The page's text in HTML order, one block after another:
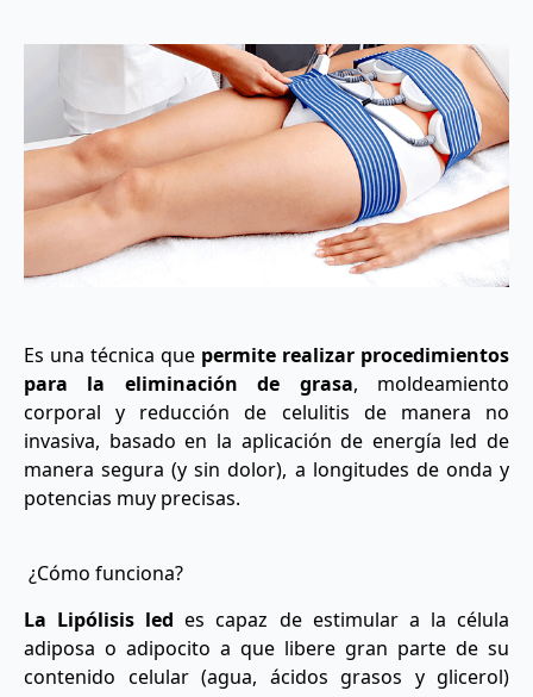
Es una técnica que permite realizar procedimientos
para la eliminación de grasa, moldeamiento
corporal y reducción de celulitis de manera no
invasiva, basado en la aplicación de energía led de
manera segura (y sin dolor), a longitudes de onda y
potencias muy precisas.
¿Cómo funciona?
La Lipólisis led es capaz de estimular a la célula
adiposa o adipocito a que libere gran parte de su
contenido celular (agua, ácidos grasos y glicerol)